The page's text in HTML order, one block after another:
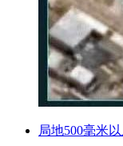
局地500毫米